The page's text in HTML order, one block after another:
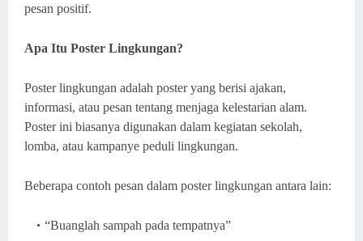
pesan positif.
Apa Itu Poster Lingkungan?
Poster lingkungan adalah poster yang berisi ajakan,
informasi, atau pesan tentang menjaga kelestarian alam.
Poster ini biasanya digunakan dalam kegiatan sekolah,
lomba, atau kampanye peduli lingkungan.
Beberapa contoh pesan dalam poster lingkungan antara lain:
“Buanglah sampah pada tempatnya”